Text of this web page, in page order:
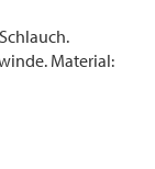
Material: